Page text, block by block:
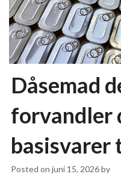
Dåsemad
forvandler
Posted on juni 15, 2026by